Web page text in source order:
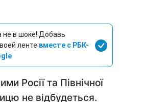
не в шоке! Добавь
ленте вместе с РБК-
Росії та Північної
не відбудеться.